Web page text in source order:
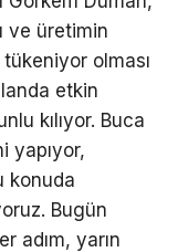
ve üretimin
olması
etkin
kılıyor. Buca
yapıyor,
konuda
Bugün
adım, yarın